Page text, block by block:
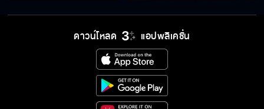
ดาวน์โหลด แอปพลิเคชั่น